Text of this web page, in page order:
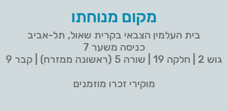
מקום מנוחתו
בית העלמין הצבאי בקרית שאול, תל-אביב
כניסה משער 7
גוש 2 | חלקה 19 | שורה 5 (ראשונה ממזרח) | קבר 9
מוקירי זכרו מוזמנים